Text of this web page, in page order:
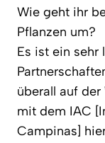
Wie geht ihr
Pflanzen um?
Es ist ein sehr
überall auf
mit dem IAC
Campinas]